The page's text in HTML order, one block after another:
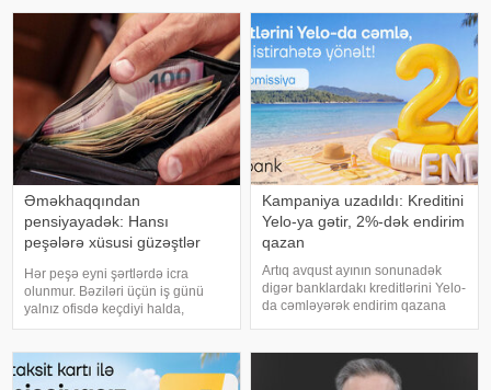
təqdim edir. Səfərlər zamanı
abunəçiləri
sərnişinləri Qars Harakani Hava
Limanında xüsusi mərasimlə
qarşılanıblar
Əməkhaqqından
pensiyayadək: Hansı
peşələrə xüsusi güzəştlər
Hər peşə eyni şərtlərdə icra
olunmur. Bəziləri üçün iş günü
yalnız ofisdə keçdiyi halda,
digərləri hər gün həyatını riskə
şəraitdə çalışır və ya cəmiyyət
üçün xüsusi əhəmiyyət daşıyan
Kampaniya uzadıldı: Kreditini
Yelo-ya gətir, 2%-dək endirim
qazan
Artıq avqust ayının sonunadək
digər banklardakı kreditlərini Yelo-
da cəmləyərək endirim qazana
yorulmusansa, kampaniyanı
qaçırma: Yelo kreditini cari faizlərə